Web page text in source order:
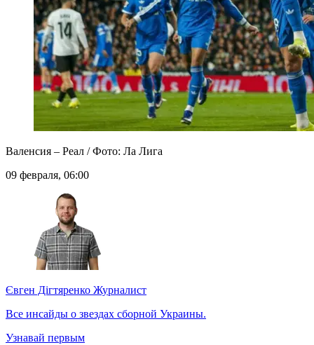
Валенсия – Реал / Фото: Ла Лига
09 февраля, 06:00
Євген Дігтяренко Журналист
Все инсайды о звездах сборной Украины.
Узнавай первым